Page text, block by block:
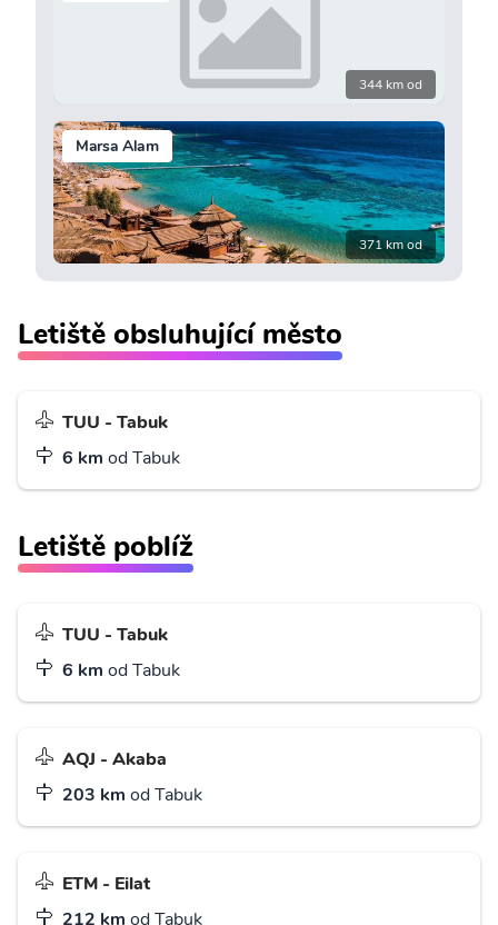
344 km od
Marsa Alam
371 km od
Letiště obsluhující město
TUU - Tabuk
6 km od Tabuk
Letiště poblíž
TUU - Tabuk
6 km od Tabuk
AQJ - Akaba
203 km od Tabuk
ETM - Eilat
212 km od Tabuk